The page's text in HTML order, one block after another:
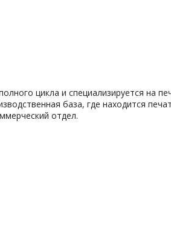
цикла и специализируется на
база, где находится
отдел.